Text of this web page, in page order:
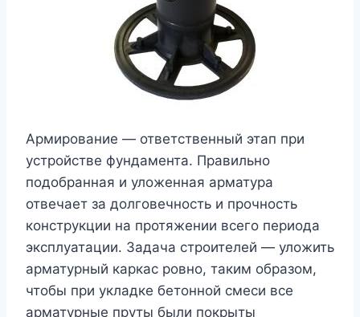
Армирование — ответственный этап при
устройстве фундамента. Правильно
подобранная и уложенная арматура
отвечает за долговечность и прочность
конструкции на протяжении всего периода
эксплуатации. Задача строителей — уложить
арматурный каркас ровно, таким образом,
чтобы при укладке бетонной смеси все
арматурные пруты были покрыты